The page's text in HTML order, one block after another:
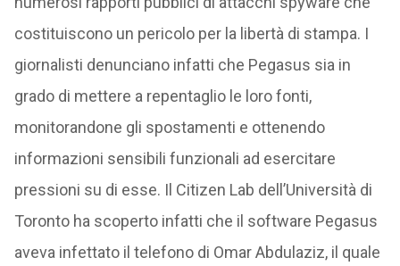
costituiscono un pericolo per la libertà di stampa. I
giornalisti denunciano infatti che Pegasus sia in
grado di mettere a repentaglio le loro fonti,
monitorandone gli spostamenti e ottenendo
informazioni sensibili funzionali ad esercitare
pressioni su di esse. Il Citizen Lab dell’Università di
Toronto ha scoperto infatti che il software Pegasus
aveva infettato il telefono di Omar Abdulaziz, il quale